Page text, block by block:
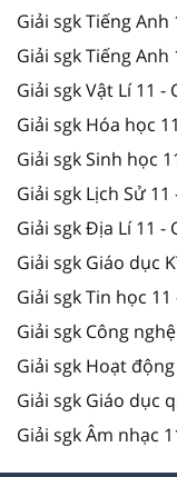
Giải sgk Tiếng
Giải sgk Tiếng
Giải sgk Vật Lí 11 -
Giải sgk Hóa học
Giải sgk Sinh học
Giải sgk Lịch Sử
Giải sgk Địa Lí 11 -
Giải sgk Giáo dục
Giải sgk Tin học
Giải sgk Công
Giải sgk Hoạt
Giải sgk Giáo dục
Giải sgk Âm nhạc